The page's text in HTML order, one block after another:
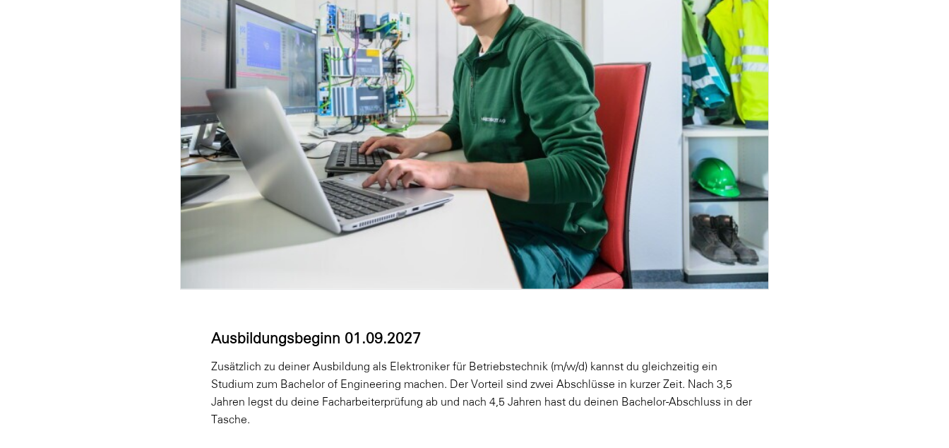
Ausbildungsbeginn 01.09.2027
Zusätzlich zu deiner Ausbildung als Elektroniker für Betriebstechnik (m/w/d) kannst du gleichzeitig ein
Studium zum Bachelor of Engineering machen. Der Vorteil sind zwei Abschlüsse in kurzer Zeit. Nach 3,5
Jahren legst du deine Facharbeiterprüfung ab und nach 4,5 Jahren hast du deinen Bachelor-Abschluss in der
Tasche.